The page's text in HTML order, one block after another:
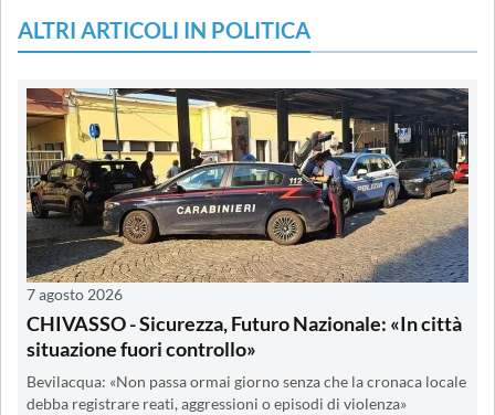
ALTRI ARTICOLI IN POLITICA
7 agosto 2026
CHIVASSO - Sicurezza, Futuro Nazionale: «In città
situazione fuori controllo»
Bevilacqua: «Non passa ormai giorno senza che la cronaca locale
debba registrare reati, aggressioni o episodi di violenza»